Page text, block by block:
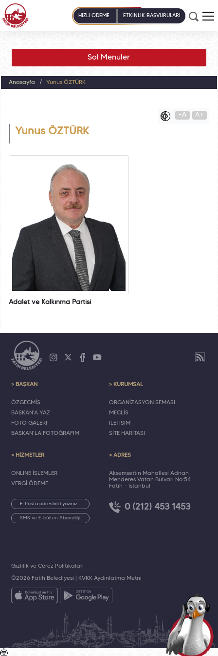
HIZLI ÖDEME ETKİNLİK BAŞVURULARI
Sol Menüler
Anasayfa Yunus ÖZTÜRK
-A A+
Yunus ÖZTÜRK
Adalet ve Kalkınma Partisi
> BAŞKAN
ÖZGEÇMİŞ
BAŞKAN'A YAZ
FOTO GALERİ
BAŞKAN'LA FOTOĞRAFIM
> KURUMSAL
ORGANİZASYON ŞEMASI
MECLİS
İLETİŞİM
SİTE HARİTASI
> HİZMETLER
ONLINE İŞLEMLER
VERGİ ÖDEME
SMS ve E-bülten Aboneliği
> ADRES
Akşemsettin Mahallesi Adnan
Menderes Vatan Bulvarı No:54
Fatih - İstanbul
0 (212) 453 1453
©2026 Fatih Belediyesi | KVKK Aydınlatma Metni
Gizlilik ve Çerez Politikaları